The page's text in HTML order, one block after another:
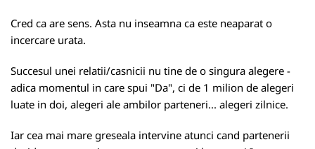
Cred ca are sens. Asta nu inseamna ca este neaparat o
incercare urata.
Succesul unei relatii/casnicii nu tine de o singura alegere -
adica momentul in care spui "Da", ci de 1 milion de alegeri
luate in doi, alegeri ale ambilor parteneri... alegeri zilnice.
Iar cea mai mare greseala intervine atunci cand partenerii